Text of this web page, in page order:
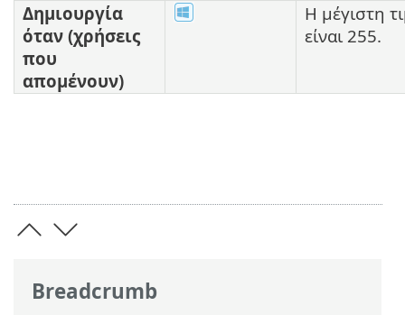
Breadcrumb
Δημιουργία
όταν (χρήσεις
που
απομένουν)
Η μέγιστη
είναι 255.